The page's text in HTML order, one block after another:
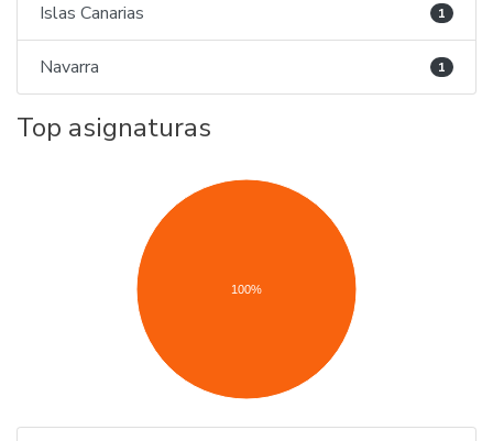
Islas Canarias 1
Navarra 1
Top asignaturas
100%